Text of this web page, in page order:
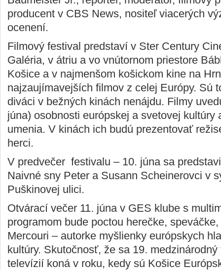
producent v CBS News, nositeľ viacerých
ocenení.
Filmový festival predstaví v Ster Century
Galéria, v átriu a vo vnútornom priestore
Košice a v najmenšom košickom kine na
najzaujímavejších filmov z celej Európy. Sú
diváci v bežných kinách nenájdu. Filmy
júna) osobnosti európskej a svetovej kultúry
umenia. V kinách ich budú prezentovať
herci.
V predvečer festivalu – 10. júna sa
Naivné sny Peter a Susann Scheinerovci v
Puškinovej ulici.
Otvárací večer 11. júna v GES klube s
programom bude poctou herečke,
Mercouri – autorke myšlienky európskych
kultúry. Skutočnosť, že sa 19.
televízií koná v roku, kedy sú Košice